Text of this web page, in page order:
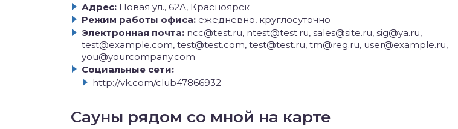
Адрес: Новая ул., 62А, Красноярск
Режим работы офиса: ежедневно, круглосуточно
Электронная почта: ncc@test.ru, ntest@test.ru, sales@site.ru, sig@ya.ru,
test@example.com, test@test.com, test@test.ru, tm@reg.ru, user@example.ru,
you@yourcompany.com
Социальные сети:
http://vk.com/club47866932
Сауны рядом со мной на карте